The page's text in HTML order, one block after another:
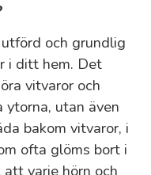
och grundlig
i ditt hem. Det
vitvaror och
ytorna, utan även
bakom vitvaror, i
ofta glöms bort i
varje hörn och